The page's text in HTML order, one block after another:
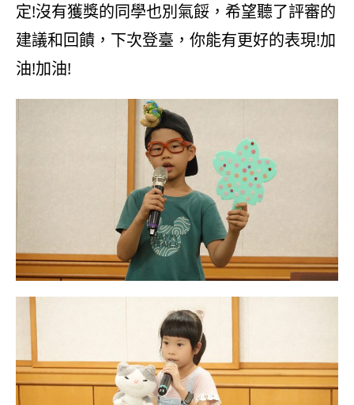
定!沒有獲獎的同學也別氣餒，希望聽了評審的
建議和回饋，下次登臺，你能有更好的表現!加
油!加油!